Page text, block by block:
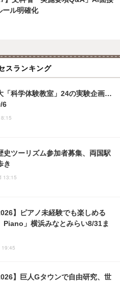
ール明確化
スランキング
「科学体験教室」24の実験企画…
6
史ツーリズム参加者募集、両国駅
き
13:15
】ピアノ未経験でも楽しめる
Piano」横浜みなとみらい8/31ま
】巨人Gタウンで自由研究、世